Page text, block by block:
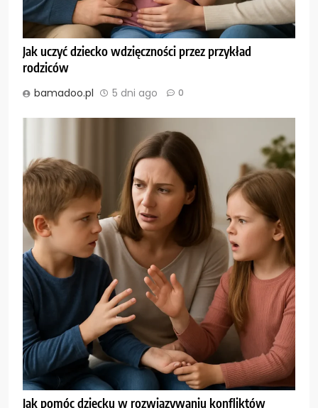
Jak uczyć dziecko wdzięczności przez przykład
rodziców
bamadoo.pl 5 dni ago 0
Jak pomóc dziecku w rozwiązywaniu konfliktów